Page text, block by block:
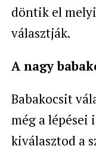
döntik el
választják.
A nagy
Babakocsit
még a lépései
kiválasztod a